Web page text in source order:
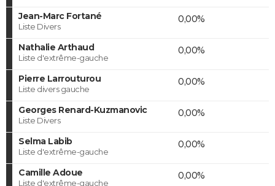
Jean-Marc Fortané
Liste Divers
0,00%
Nathalie Arthaud
Liste d'extrême-gauche
0,00%
Pierre Larrouturou
Liste divers gauche
0,00%
Georges Renard-Kuzmanovic
Liste Divers
0,00%
Selma Labib
Liste d'extrême-gauche
0,00%
Camille Adoue
Liste d'extrême-gauche
0,00%